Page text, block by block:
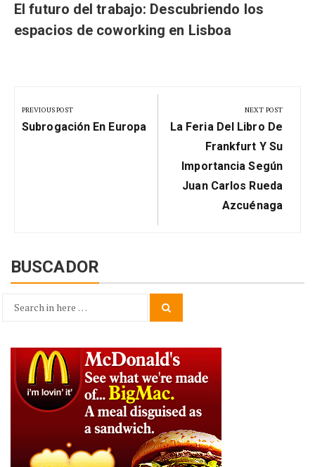
El futuro del trabajo: Descubriendo los
espacios de coworking en Lisboa
de
entradas
PREVIOUS POST
Previous
Subrogación En Europa
NEXT POST
Next
La Feria Del Libro De
Frankfurt Y Su
Importancia Según
Juan Carlos Rueda
Azcuénaga
BUSCADOR
Search